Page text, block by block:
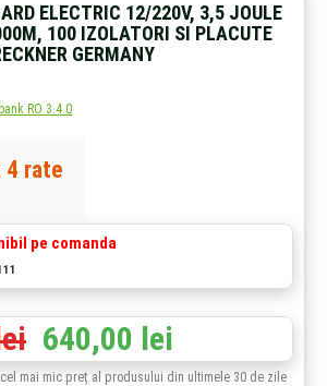
ELECTRIC 12/220V, 3,5 JOULE
100 IZOLATORI SI PLACUTE
GERMANY
pe comanda
640,00 lei
mai mic preț al produsului din ultimele 30 de zile
4 rate